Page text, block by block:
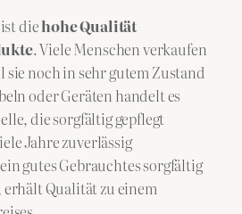
diehohe Qualität
. Viele Menschen verkaufen
sie noch in sehr gutem Zustand
oder Geräten handelt es
die sorgfältig gepflegt
Jahre zuverlässig
gutes Gebrauchtes sorgfältig
Qualität zu einem